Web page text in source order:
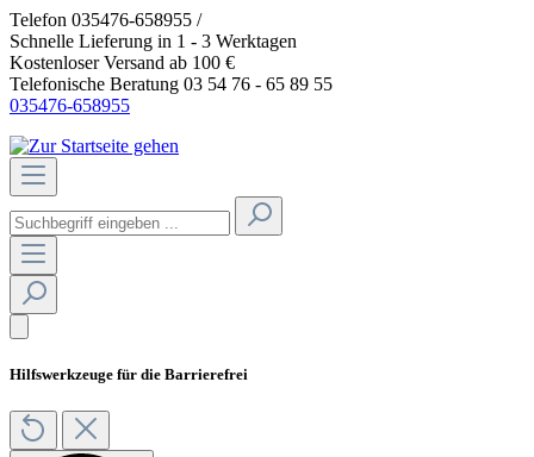
Telefon 035476-658955 /
Schnelle Lieferung in 1 - 3 Werktagen
Kostenloser Versand ab 100 €
Telefonische Beratung 03 54 76 - 65 89 55
035476-658955
Hilfswerkzeuge für die Barrierefrei